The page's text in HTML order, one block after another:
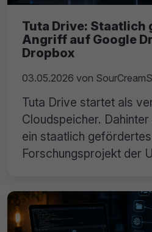
Tuta Drive:
Angriff auf Google
Dropbox
03.05.2026 von
Tuta Drive startet als
Cloudspeicher.
ein staatlich gefördertes
Forschungsprojekt der